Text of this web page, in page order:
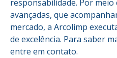
responsabilidade. Por meio
avançadas, que
mercado, a Arcolimp
de excelência. Para saber
entre em contato.